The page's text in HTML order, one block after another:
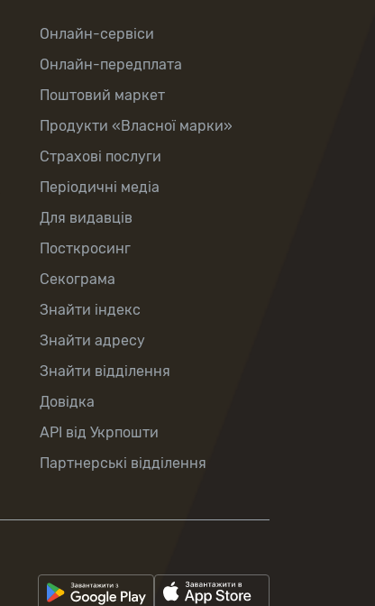
Онлайн-сервіси
Онлайн-передплата
Поштовий маркет
Продукти «Власної марки»
Страхові послуги
Періодичні медіа
Для видавців
Посткросинг
Секограма
Знайти індекс
Знайти адресу
Знайти відділення
Довідка
API від Укрпошти
Партнерські відділення